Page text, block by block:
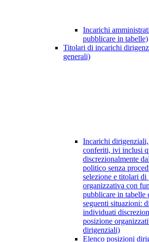
Incarichi
pubblicare in tabelle)
Titolari di incarichi
generali)
Incarichi
conferiti, ivi inclusi
discrezionalmente
politico senza
selezione e titolari di
organizzativa con
pubblicare in tabelle
seguenti situazioni:
individuati
posizione
dirigenziali)
Elenco posizioni